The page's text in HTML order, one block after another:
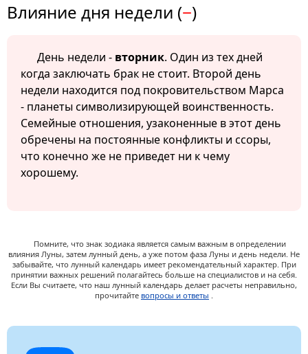
Влияние дня недели (−)
День недели - вторник. Один из тех дней
когда заключать брак не стоит. Второй день
недели находится под покровительством Марса
- планеты символизирующей воинственность.
Семейные отношения, узаконенные в этот день
обречены на постоянные конфликты и ссоры,
что конечно же не приведет ни к чему
хорошему.
Помните, что знак зодиака является самым важным в определении
влияния Луны, затем лунный день, а уже потом фаза Луны и день недели. Не
забывайте, что лунный календарь имеет рекомендательный характер. При
принятии важных решений полагайтесь больше на специалистов и на себя.
Если Вы считаете, что наш лунный календарь делает расчеты неправильно,
прочитайте вопросы и ответы .